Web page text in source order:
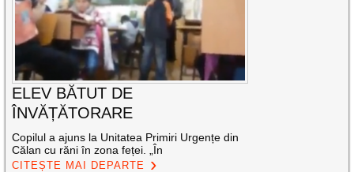
ELEV BĂTUT DE
ÎNVĂȚĂTORARE
Copilul a ajuns la Unitatea Primiri Urgențe din
Călan cu răni în zona feței. „În
CITEȘTE MAI DEPARTE